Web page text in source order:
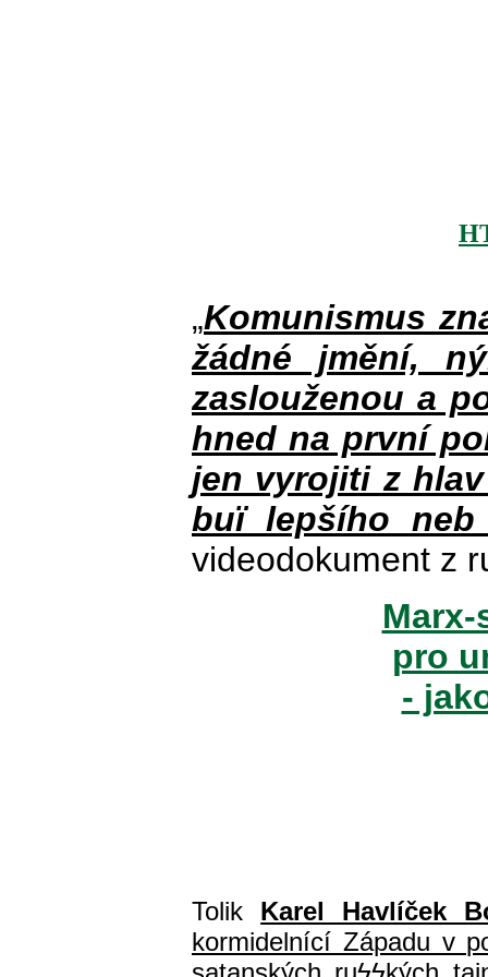
„Komunismus
žádné jmění,
zaslouženou a
hned na první
jen vyrojiti z
buï lepšího
videodokument z
pro
-
Tolik Karel Havlíček
kormidelnící Západu v